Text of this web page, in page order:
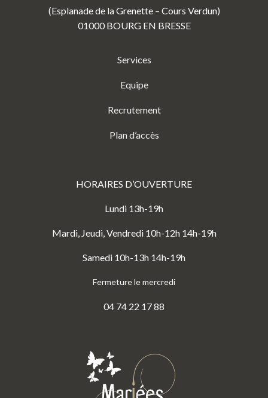
(Esplanade de la Grenette – Cours Verdun)
01000 BOURG EN BRESSE
Services
Equipe
Recrutement
Plan d’accès
HORAIRES D’OUVERTURE
Lundi 13h-19h
Mardi, Jeudi, Vendredi 10h-12h 14h-19h
Samedi 10h-13h 14h-19h
Fermeture le mercredi
04 74 22 17 88